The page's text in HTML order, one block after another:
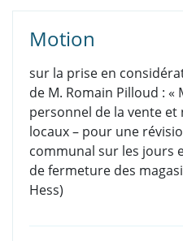
Motion
sur la prise en
de M. Romain Pilloud :
personnel de la vente
locaux – pour une
communal sur les jours
de fermeture des
Hess)